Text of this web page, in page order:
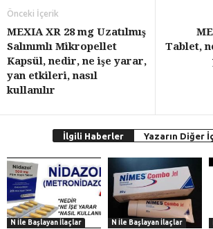
Önceki İçerik
MEXIA XR 28 mg Uzatılmış
Salınımlı Mikropellet
Kapsül, nedir, ne işe yarar,
yan etkileri, nasıl
kullanılır
Tablet,
İlgili Haberler Yazarın Diğer
N İle Başlayan İlaçlar N İle Başlayan İlaçlar